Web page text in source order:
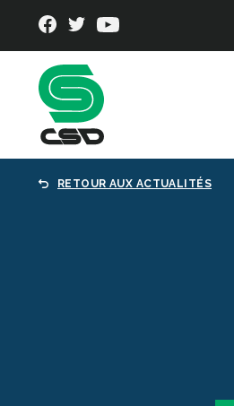
RETOUR AUX ACTUALITÉS